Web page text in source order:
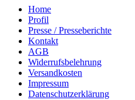
Home
Profil
Presse / Presseberichte
Kontakt
AGB
Widerrufsbelehrung
Versandkosten
Impressum
Datenschutzerklärung